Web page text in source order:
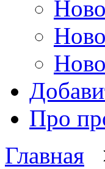
Про
Главная